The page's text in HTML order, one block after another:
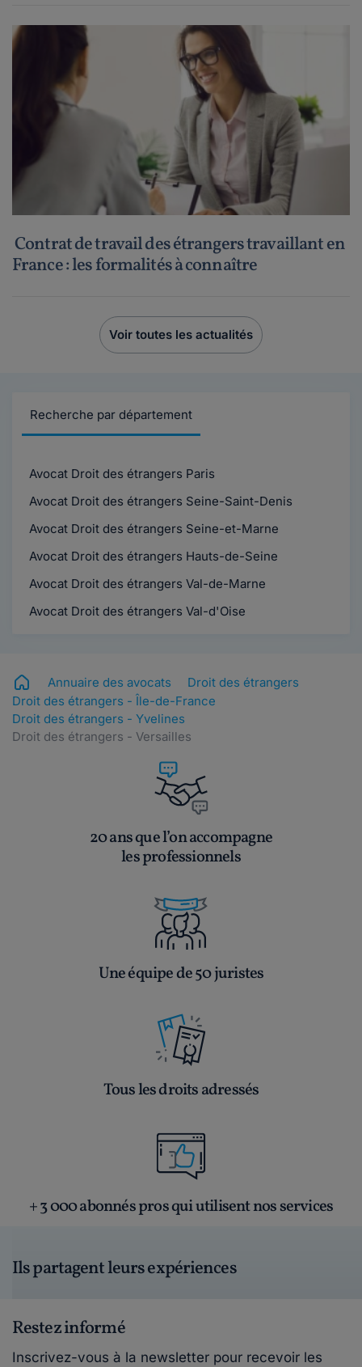
Contrat de travail des étrangers travaillant en
France : les formalités à connaître
Voir toutes les actualités
Recherche par département
Avocat Droit des étrangers Paris
Avocat Droit des étrangers Seine-Saint-Denis
Avocat Droit des étrangers Seine-et-Marne
Avocat Droit des étrangers Hauts-de-Seine
Avocat Droit des étrangers Val-de-Marne
Avocat Droit des étrangers Val-d'Oise
Annuaire des avocats
Droit des étrangers
Droit des étrangers - Île-de-France
Droit des étrangers - Yvelines
Droit des étrangers - Versailles
20 ans que l’on accompagne
les professionnels
Une équipe de 50 juristes
Tous les droits adressés
+ 3 000 abonnés pros qui utilisent nos services
Ils partagent leurs expériences
Restez informé
Inscrivez-vous à la newsletter pour recevoir les